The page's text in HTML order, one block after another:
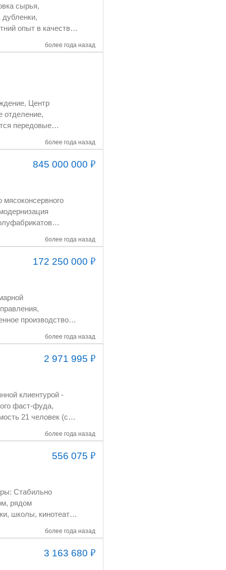
более года назад
более года назад
845 000 000₽
более года назад
3 500
172 250 000₽
более года назад
2 971 995₽
более года назад
556 075₽
более года назад
3 163 680₽